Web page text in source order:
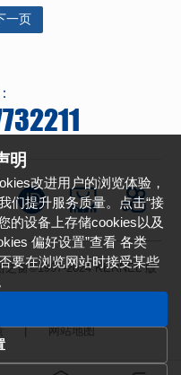
一页
之窗©1997-2024 KERNEL 版
号-1
| 网站地图
明
改进用户的浏览体验，
们提升服务质量。点击“接
的设备上存储cookies以及
偏好设置”查看 各类
要在浏览网站时接受某些